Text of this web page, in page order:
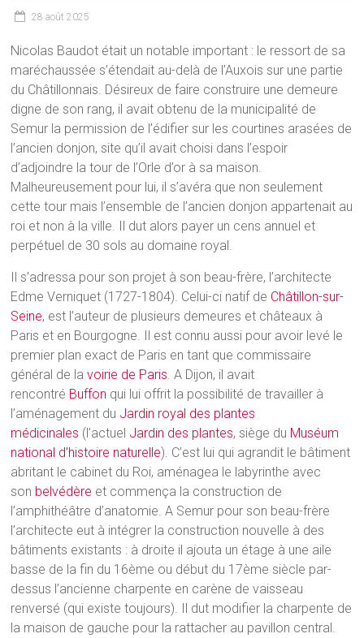
28 août 2025
Nicolas Baudot était un notable important : le ressort de sa
maréchaussée s’étendait au-delà de l’Auxois sur une partie
du Châtillonnais. Désireux de faire construire une demeure
digne de son rang, il avait obtenu de la municipalité de
Semur la permission de l’édifier sur les courtines arasées de
l’ancien donjon, site qu’il avait choisi dans l’espoir
d’adjoindre la tour de l’Orle d’or à sa maison.
Malheureusement pour lui, il s’avéra que non seulement
cette tour mais l’ensemble de l’ancien donjon appartenait au
roi et non à la ville. Il dut alors payer un cens annuel et
perpétuel de 30 sols au domaine royal.
Il s’adressa pour son projet à son beau-frère, l’architecte
Edme Verniquet (1727-1804). Celui-ci natif de Châtillon-sur-
Seine, est l’auteur de plusieurs demeures et châteaux à
Paris et en Bourgogne. Il est connu aussi pour avoir levé le
premier plan exact de Paris en tant que commissaire
général de lavoirie de Paris . A Dijon, il avait
rencontré Buffon qui lui offrit la possibilité de travailler à
l’aménagement du Jardin royal des plantes
médicinales (l’actuel Jardin des plantes, siège du Muséum
national d’histoire naturelle). C’est lui qui agrandit le bâtiment
abritant le cabinet du Roi, aménagea le labyrinthe avec
son belvédère et commença la construction de
l’amphithéâtre d’anatomie. A Semur pour son beau-frère
l’architecte eut à intégrer la construction nouvelle à des
bâtiments existants : à droite il ajouta un étage à une aile
basse de la fin du 16ème ou début du 17ème siècle par-
dessus l’ancienne charpente en carène de vaisseau
renversé (qui existe toujours). Il dut modifier la charpente de
la maison de gauche pour la rattacher au pavillon central.